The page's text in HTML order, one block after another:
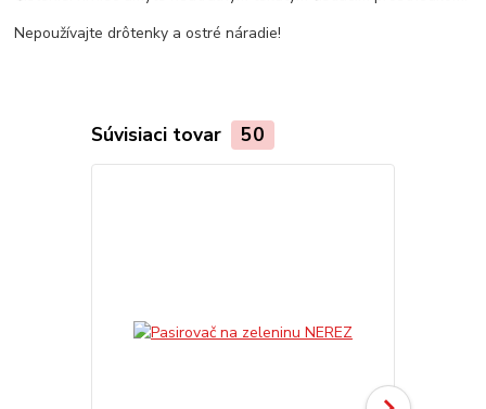
Nepoužívajte drôtenky a ostré náradie!
Súvisiaci tovar 50